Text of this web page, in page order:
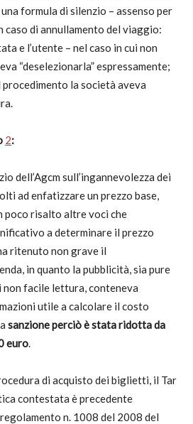
formula di silenzio – assenso per
caso di annullamento del viaggio:
e l’utente – nel caso in cui non
“deselezionarla” espressamente;
la società aveva
2:
dell’Agcm sull’ingannevolezza dei
ad enfatizzare un prezzo base,
poco risalto altre voci che
a determinare il prezzo
ritenuto non grave il
in quanto la pubblicità, sia pure
facile lettura, conteneva
utile a calcolare il costo
sanzione perciò è stata ridotta da
euro.
di acquisto dei biglietti, il Tar
contestata è precedente
n. 1008 del 2008 del